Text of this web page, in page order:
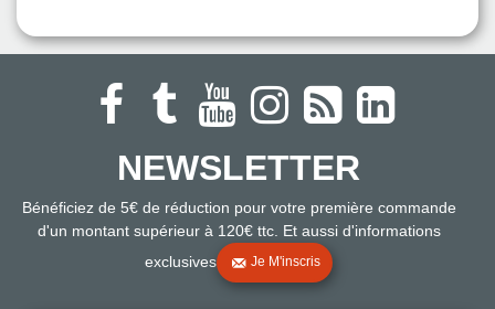
NEWSLETTER
Bénéficiez de 5€ de réduction pour votre première commande
d'un montant supérieur à 120€ ttc. Et aussi d'informations
exclusives
Je M'inscris